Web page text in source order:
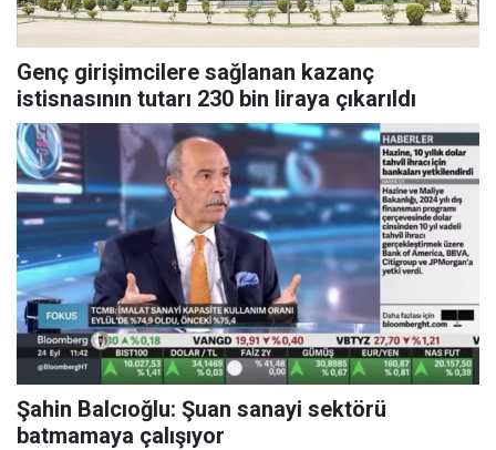
Genç girişimcilere sağlanan kazanç
istisnasının tutarı 230 bin liraya çıkarıldı
Şahin Balcıoğlu: Şuan sanayi sektörü
batmamaya çalışıyor